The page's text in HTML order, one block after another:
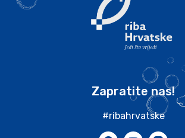
Zapratite nas!
#ribahrvatske